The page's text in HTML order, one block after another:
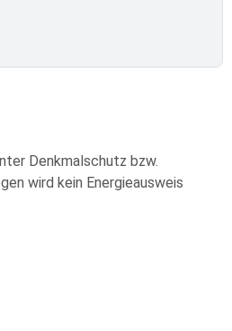
Denkmalschutz bzw.
wird kein Energieausweis